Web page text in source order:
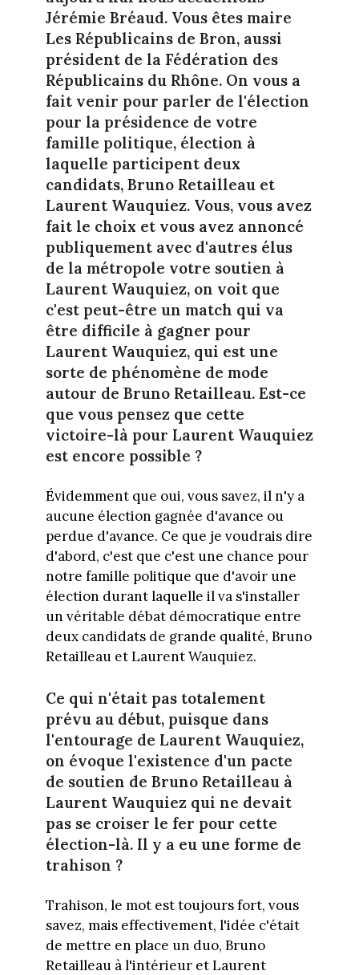
Jérémie Bréaud. Vous êtes maire
Les Républicains de Bron, aussi
président de la Fédération des
Républicains du Rhône. On vous a
fait venir pour parler de l'élection
pour la présidence de votre
famille politique, élection à
laquelle participent deux
candidats, Bruno Retailleau et
Laurent Wauquiez. Vous, vous avez
fait le choix et vous avez annoncé
publiquement avec d'autres élus
de la métropole votre soutien à
Laurent Wauquiez, on voit que
c'est peut-être un match qui va
être difficile à gagner pour
Laurent Wauquiez, qui est une
sorte de phénomène de mode
autour de Bruno Retailleau. Est-ce
que vous pensez que cette
victoire-là pour Laurent Wauquiez
est encore possible ?
Évidemment que oui, vous savez, il n'y a
aucune élection gagnée d'avance ou
perdue d'avance. Ce que je voudrais dire
d'abord, c'est que c'est une chance pour
notre famille politique que d'avoir une
élection durant laquelle il va s'installer
un véritable débat démocratique entre
deux candidats de grande qualité, Bruno
Retailleau et Laurent Wauquiez.
Ce qui n'était pas totalement
prévu au début, puisque dans
l'entourage de Laurent Wauquiez,
on évoque l'existence d'un pacte
de soutien de Bruno Retailleau à
Laurent Wauquiez qui ne devait
pas se croiser le fer pour cette
élection-là. Il y a eu une forme de
trahison ?
Trahison, le mot est toujours fort, vous
savez, mais effectivement, l'idée c'était
de mettre en place un duo, Bruno
Retailleau à l'intérieur et Laurent